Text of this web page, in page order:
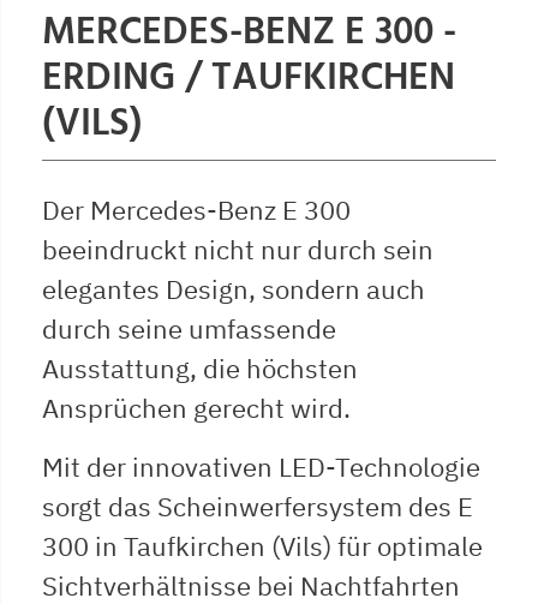
MERCEDES-BENZ E 300 -
ERDING / TAUFKIRCHEN
(VILS)
Der Mercedes-Benz E 300
beeindruckt nicht nur durch sein
elegantes Design, sondern auch
durch seine umfassende
Ausstattung, die höchsten
Ansprüchen gerecht wird.
Mit der innovativen LED-Technologie
sorgt das Scheinwerfersystem des E
300 in Taufkirchen (Vils) für optimale
Sichtverhältnisse bei Nachtfahrten